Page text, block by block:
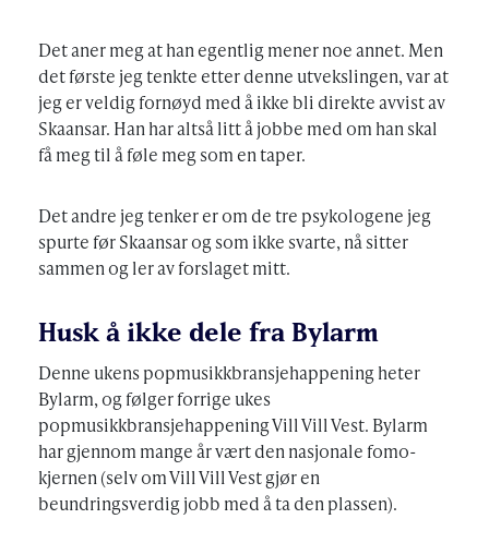
Det aner meg at han egentlig mener noe annet. Men
det første jeg tenkte etter denne utvekslingen, var at
jeg er veldig fornøyd med å ikke bli direkte avvist av
Skaansar. Han har altså litt å jobbe med om han skal
få meg til å føle meg som en taper.
Det andre jeg tenker er om de tre psykologene jeg
spurte før Skaansar og som ikke svarte, nå sitter
sammen og ler av forslaget mitt.
Husk å ikke dele fra Bylarm
Denne ukens popmusikkbransjehappening heter
Bylarm, og følger forrige ukes
popmusikkbransjehappening Vill Vill Vest. Bylarm
har gjennom mange år vært den nasjonale fomo-
kjernen (selv om Vill Vill Vest gjør en
beundringsverdig jobb med å ta den plassen).